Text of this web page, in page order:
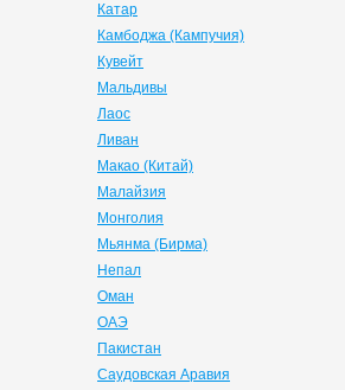
Катар
Камбоджа (Кампучия)
Кувейт
Мальдивы
Лаос
Ливан
Макао (Китай)
Малайзия
Монголия
Мьянма (Бирма)
Непал
Оман
ОАЭ
Пакистан
Саудовская Аравия